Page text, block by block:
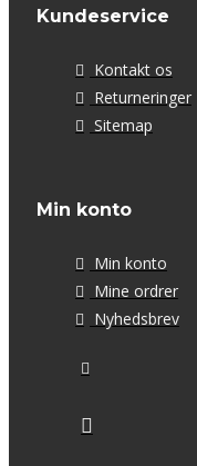
Kundeservice
Kontakt os
Returneringer
Sitemap
Min konto
Min konto
Mine ordrer
Nyhedsbrev